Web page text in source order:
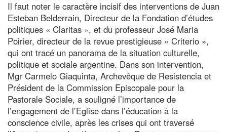
Il faut noter le caractère incisif des interventions de Juan
Esteban Belderrain, Directeur de la Fondation d’études
politiques « Claritas », et du professeur José Maria
Poirier, directeur de la revue prestigieuse « Criterio »,
qui ont tracé un panorama de la situation culturelle,
politique et sociale argentine. Dans son intervention,
Mgr Carmelo Giaquinta, Archevêque de Resistencia et
Président de la Commission Episcopale pour la
Pastorale Sociale, a souligné l’importance de
l’engagement de l’Eglise dans l’éducation à la
conscience civile, après les crises qui ont traversé